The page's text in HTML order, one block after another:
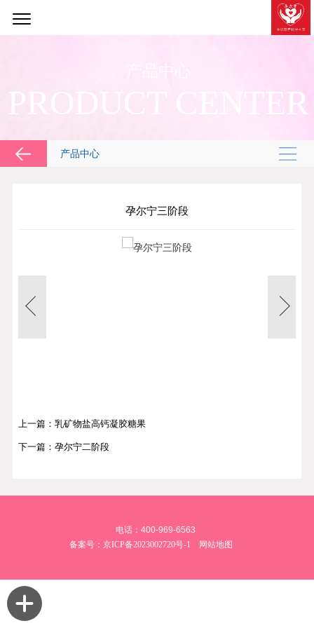
产品中心
PRODUCT CENTER
产品中心
孕尔宁三阶段
上一篇：乳矿物盐高钙凝胶糖果
下一篇：孕尔宁二阶段
电话：400-969-6563
备案号：京ICP备2023002720号-1 网站地图